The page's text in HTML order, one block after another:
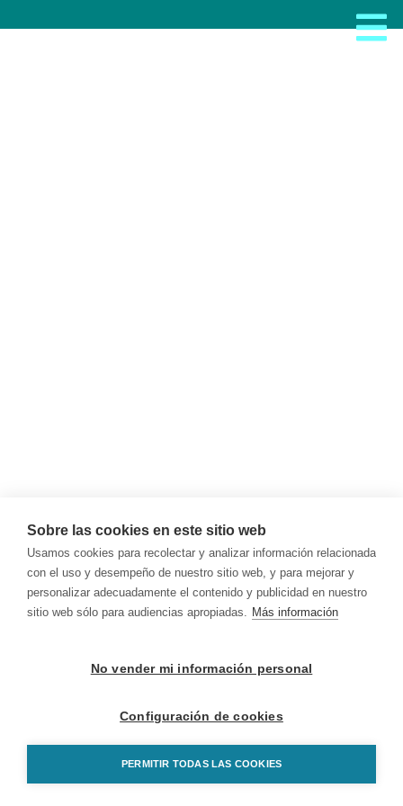
Sobre las cookies en este sitio web
Usamos cookies para recolectar y analizar información relacionada
con el uso y desempeño de nuestro sitio web, y para mejorar y
personalizar adecuadamente el contenido y publicidad en nuestro
sitio web sólo para audiencias apropiadas. Más información
No vender mi información personal
Configuración de cookies
PERMITIR TODAS LAS COOKIES